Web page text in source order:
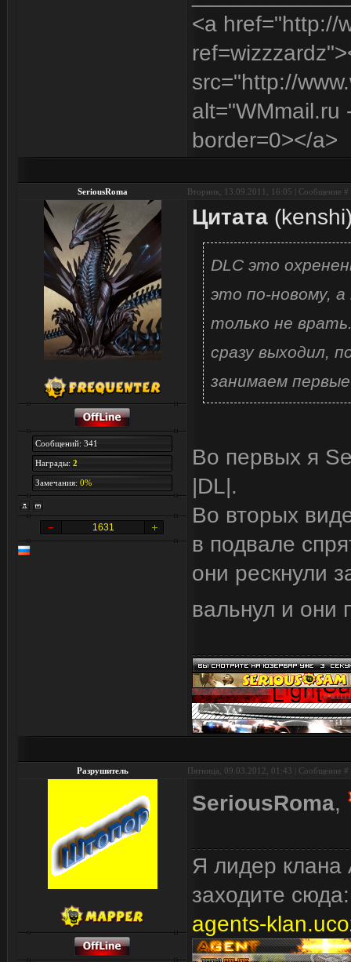
<a href="http://
src="http://
alt="WMmail.ru
border=0></a>
SeriousRoma Вторник, 13.09.2011, 16:05 | Сообщение #
Сообщений: 341
Награды: 2
Замечания: 0%
1631
Цитата (kenshi
DLC это
это по-новому, а
только не
сразу выходил,
занимаем
Во первых я
|DL|.
Во вторых
в подвале
они рескнули
вальнул и они
Разрушитель Пятница, 09.03.2012, 01:43 | Сообщение #
SeriousRoma,
Я лидер клана
заходите сюда:
agents-